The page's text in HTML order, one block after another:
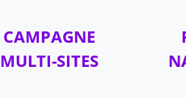
CAMPAGNE
MULTI-SITES